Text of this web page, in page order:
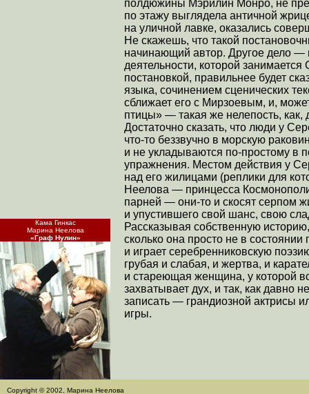
полдюжины Мэрилин Монро, не
по этажу выглядела античной
на уличной лавке, оказались
Не скажешь, что такой
начинающий автор. Другое дело —
деятельности, которой
постановкой, правильнее будет
языка, сочинением сценических
сближает его с Мирзоевым, и,
птицы» — такая же нелепость, как,
Достаточно сказать, что люди у
что-то беззвучно в морскую
и не укладываются по-простому в
упражнения. Местом действия у
над его жилицами (реплики для
Неелова — принцесса
парней — они-то и скосят серпом
и упустившего свой шанс, свою
Рассказывая собственную
сколько она просто не в состоянии
и играет серебренниковскую
грубая и слабая, и жертва, и
и стареющая женщина, у которой
захватывает дух, и так, как давно
записать — грандиозной актрисы
игры.
Кама Гинкас
Марина Неелова
«Граф Нулин»
Copyright © 2002, Марина Неелова